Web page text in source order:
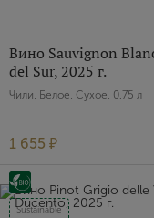
Вино Sauvignon
del Sur, 2025 г.
Чили, Белое, Сухое, 0.75 л
1 655 ₽
Sustainable